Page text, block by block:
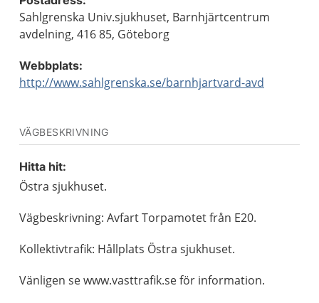
Sahlgrenska Univ.sjukhuset, Barnhjärtcentrum
avdelning, 416 85, Göteborg
Webbplats:
http://www.sahlgrenska.se/barnhjartvard-avd
VÄGBESKRIVNING
Hitta hit:
Östra sjukhuset.
Vägbeskrivning: Avfart Torpamotet från E20.
Kollektivtrafik: Hållplats Östra sjukhuset.
Vänligen se www.vasttrafik.se för information.